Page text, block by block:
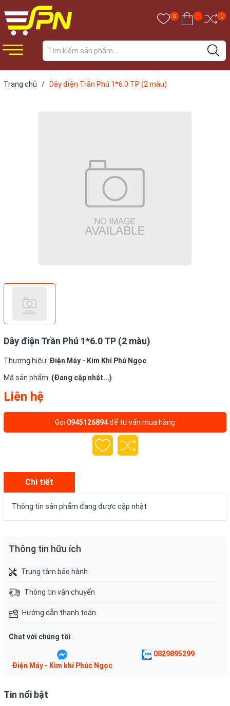
0 0
Trang chủ / Dây điện Trần Phú 1*6.0 TP (2 màu)
Dây điện Trần Phú 1*6.0 TP (2 màu)
Thương hiệu: Điện Máy - Kim Khí Phú Ngọc
Mã sản phẩm: (Đang cập nhật...)
Liên hệ
Gọi 0945126894để tư vấn mua hàng
Chi tiết
Thông tin sản phẩm đang được cập nhật
Thông tin hữu ích
Trung tâm bảo hành
Thông tin vận chuyển
Hướng dẫn thanh toán
Chat với chúng tôi
Điện Máy - Kim khí Phúc Ngọc
0829895299
Tin nổi bật